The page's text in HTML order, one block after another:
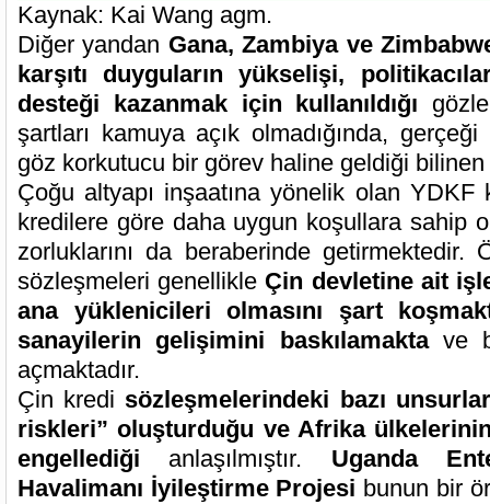
Kaynak: Kai Wang agm.
Diğer yandan Gana, Zambiya ve
karşıtı duyguların yükselişi,
desteği kazanmak için kullanıldığı
şartları kamuya açık olmadığında, gerçeği
göz korkutucu bir görev haline geldiği
Çoğu altyapı inşaatına yönelik olan
kredilere göre daha uygun koşullara sahip
zorluklarını da beraberinde getirmektedir.
sözleşmeleri genellikle Çin devletine ait
ana yüklenicileri olmasını şart
sanayilerin gelişimini baskılamaktave
açmaktadır.
Çin kredi sözleşmelerindeki bazı
riskleri” oluşturduğu ve Afrika
engellediği anlaşılmıştır. Uganda
Havalimanı İyileştirme Projesi bunun bir